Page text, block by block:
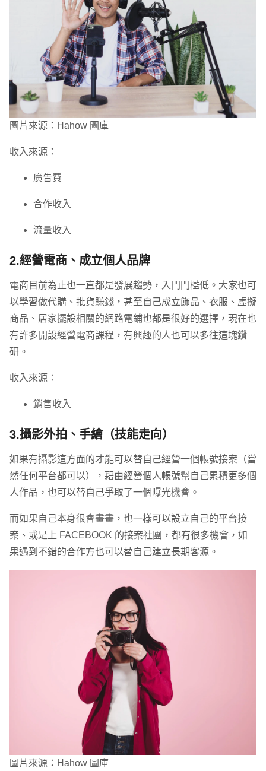
圖片來源：Hahow 圖庫
收入來源：
廣告費
合作收入
流量收入
2.經營電商、成立個人品牌
電商目前為止也一直都是發展趨勢，入門門檻低。大家也可
以學習做代購、批貨賺錢，甚至自己成立飾品、衣服、虛擬
商品、居家擺設相關的網路電鋪也都是很好的選擇，現在也
有許多開設經營電商課程，有興趣的人也可以多往這塊鑽
研。
收入來源：
銷售收入
3.攝影外拍、手繪（技能走向）
如果有攝影這方面的才能可以替自己經營一個帳號接案（當
然任何平台都可以），藉由經營個人帳號幫自己累積更多個
人作品，也可以替自己爭取了一個曝光機會。
而如果自己本身很會畫畫，也一樣可以設立自己的平台接
案、或是上 FACEBOOK 的接案社團，都有很多機會，如
果遇到不錯的合作方也可以替自己建立長期客源。
圖片來源：Hahow 圖庫